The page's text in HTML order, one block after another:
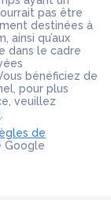
pas être
destinées à
ainsi qu’aux
dans le cadre
bénéficiez de
pour plus
veuillez
de
Google